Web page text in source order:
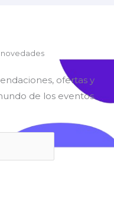
ofertas y
de los eventos.